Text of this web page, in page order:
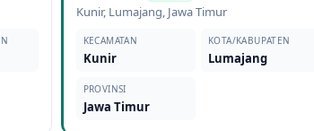
Kunir, Lumajang, Jawa Timur
KECAMATAN
Kunir
KOTA/KABUPATEN
Lumajang
PROVINSI
Jawa Timur